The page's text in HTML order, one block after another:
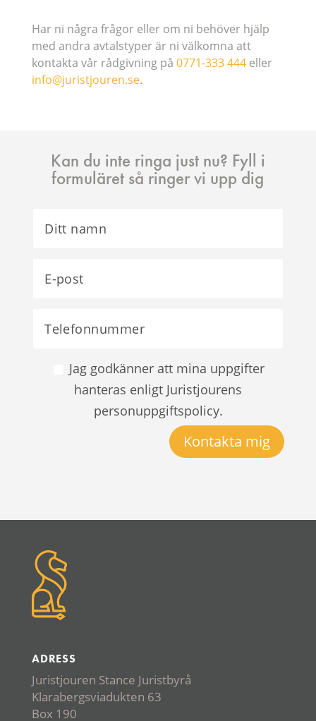
Har ni några frågor eller om ni behöver hjälp
med andra avtalstyper är ni välkomna att
kontakta vår rådgivning på 0771-333 444 eller
info@juristjouren.se.
Kan du inte ringa just nu? Fyll i
formuläret så ringer vi upp dig
Jag godkänner att mina uppgifter
hanteras enligt Juristjourens
personuppgiftspolicy.
Kontakta mig
ADRESS
Juristjouren Stance Juristbyrå
Klarabergsviadukten 63
Box 190